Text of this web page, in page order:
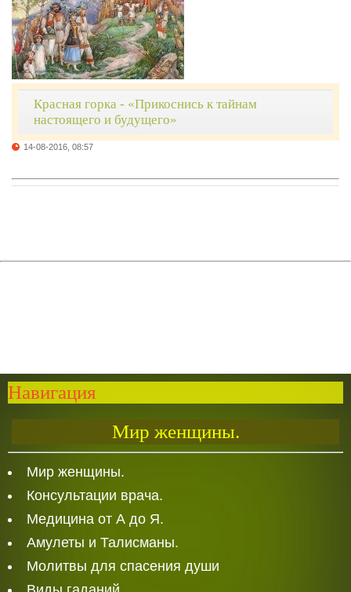
Красная горка - «Прикоснись к тайнам
настоящего и будущего»
14-08-2016, 08:57
Навигация
Мир женщины.
Мир женщины.
Консультации врача.
Медицина от А до Я.
Амулеты и Талисманы.
Молитвы для спасения души